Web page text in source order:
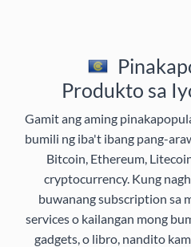
Produkto sa
Gamit ang aming
bumili ng iba't ibang pang-
Bitcoin, Ethereum,
cryptocurrency. Kung
buwanang subscription sa
services o kailangan mong
gadgets, o libro, nandito